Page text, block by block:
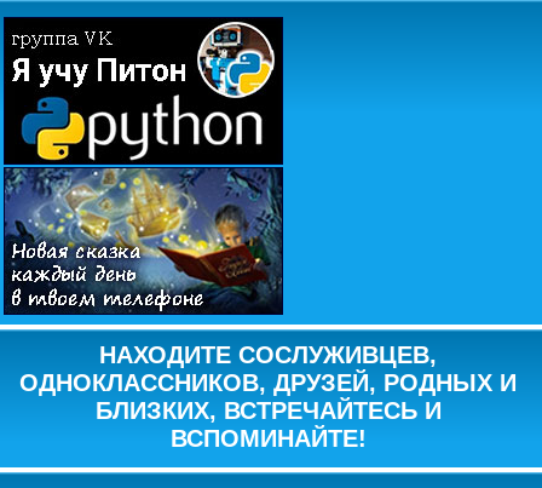
НАХОДИТЕ СОСЛУЖИВЦЕВ,
ОДНОКЛАССНИКОВ, ДРУЗЕЙ, РОДНЫХ И
БЛИЗКИХ, ВСТРЕЧАЙТЕСЬ И
ВСПОМИНАЙТЕ!